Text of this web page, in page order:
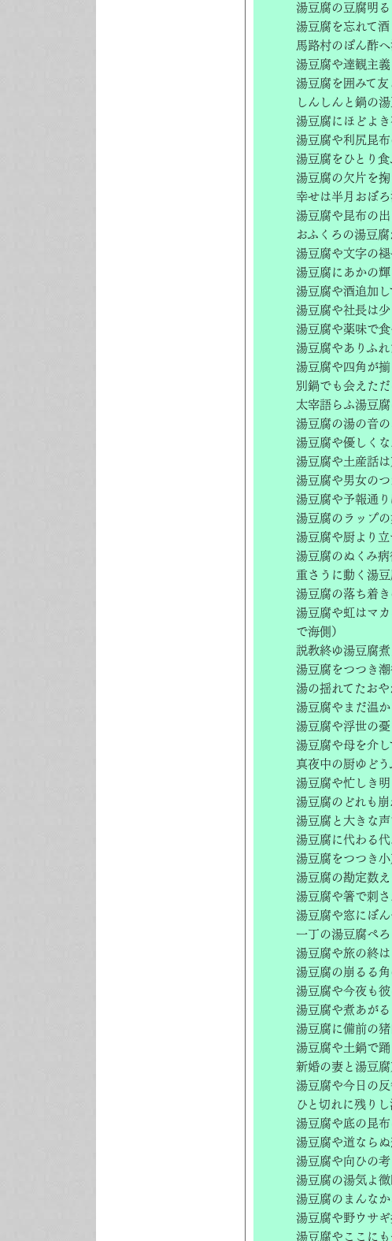
湯豆腐の豆腐明
湯豆腐を忘れて酒
馬路村のぽん酢
湯豆腐や達観主
湯豆腐を囲みて友
しんしんと鍋の
湯豆腐にほどよ
湯豆腐や利尻昆
湯豆腐をひとり
湯豆腐の欠片を
幸せは半月おぼ
湯豆腐や昆布の
おふくろの湯豆
湯豆腐や文字の
湯豆腐にあかの
湯豆腐や酒追加し
湯豆腐や社長は
湯豆腐や薬味で
湯豆腐やありふれ
湯豆腐や四角が
別鍋でも会えた
太宰語らふ湯豆
湯豆腐の湯の音
湯豆腐や優しく
湯豆腐や土産話は
湯豆腐や男女の
湯豆腐や予報通
湯豆腐のラップ
湯豆腐や厨より
湯豆腐のぬくみ
重さうに動く湯
湯豆腐の落ち着
湯豆腐や虹はマ
で海側）
説教終ゆ湯豆腐煮
湯豆腐をつつき
湯の揺れてたお
湯豆腐やまだ温
湯豆腐や浮世の憂
湯豆腐や母を介し
真夜中の厨ゆどう
湯豆腐や忙しき明
湯豆腐のどれも崩
湯豆腐と大きな声
湯豆腐に代わる
湯豆腐をつつき
湯豆腐の勘定数
湯豆腐や箸で刺
湯豆腐や窓にぼん
一丁の湯豆腐ぺ
湯豆腐や旅の終
湯豆腐の崩るる
湯豆腐や今夜も
湯豆腐や煮あが
湯豆腐に備前の
湯豆腐や土鍋で踊
新婚の妻と湯豆
湯豆腐や今日の
ひと切れに残り
湯豆腐や底の昆
湯豆腐や道ならぬ
湯豆腐や向ひの
湯豆腐の湯気よ
湯豆腐のまんな
湯豆腐や野ウサ
湯豆腐やここに